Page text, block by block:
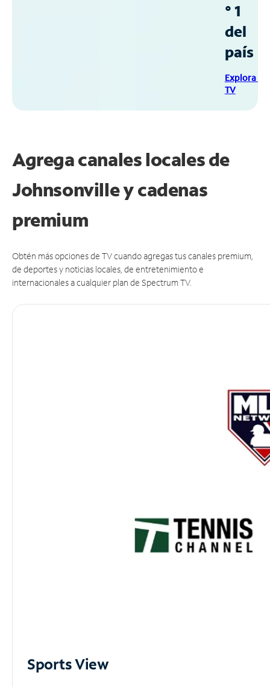
° 1
del
país
Explora
TV
Agrega canales locales de
Johnsonville y cadenas
premium
Obtén más opciones de TV cuando agregas tus canales premium,
de deportes y noticias locales, de entretenimiento e
internacionales a cualquier plan de Spectrum TV.
Sports View